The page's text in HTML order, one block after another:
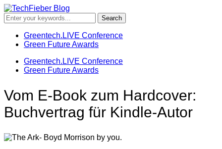
Greentech.LIVE Conference
Green Future Awards
Greentech.LIVE Conference
Green Future Awards
Vom E-Book zum Hardcover:
Buchvertrag für Kindle-Autor